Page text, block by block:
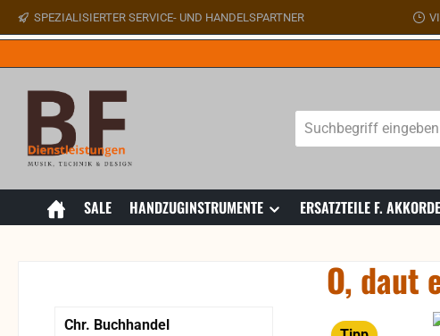
Hauptinhalt springen
Zur Suche springen
Zur Hauptnavigation springen
SPEZIALISIERTER SERVICE- UND HANDELSPARTNER
SALE HANDZUGINSTRUMENTE ERSATZTEILE F.
Chr. Buchhandel
O, daut
Bildergalerie